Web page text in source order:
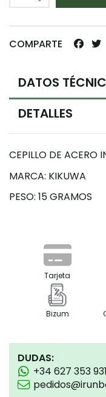
COMPARTE
DATOS
DETALLES
CEPILLO DE ACERO
MARCA: KIKUWA
PESO: 15 GRAMOS
Tarjeta
Bizum
DUDAS:
+34 627 353 931